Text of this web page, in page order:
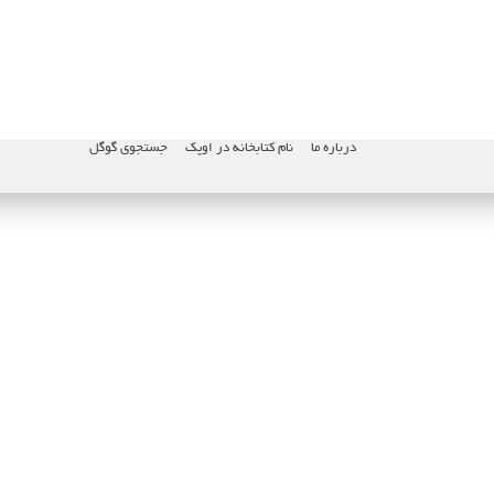
درباره ما نام کتابخانه در اوپک جستجوی گوگل